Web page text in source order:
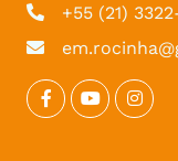
+55 (21)